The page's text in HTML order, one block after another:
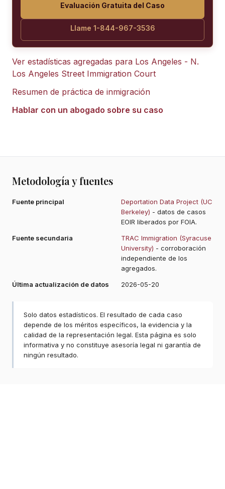
Evaluación Gratuita del Caso
Llame 1-844-967-3536
Ver estadísticas agregadas para Los Angeles - N.
Los Angeles Street Immigration Court
Resumen de práctica de inmigración
Hablar con un abogado sobre su caso
Metodología y fuentes
Fuente principal
Deportation Data Project (UC
Berkeley) - datos de casos
EOIR liberados por FOIA.
Fuente secundaria
TRAC Immigration (Syracuse
University) - corroboración
independiente de los
agregados.
Última actualización de datos
2026-05-20
Solo datos estadísticos. El resultado de cada caso
depende de los méritos específicos, la evidencia y la
calidad de la representación legal. Esta página es solo
informativa y no constituye asesoría legal ni garantía de
ningún resultado.